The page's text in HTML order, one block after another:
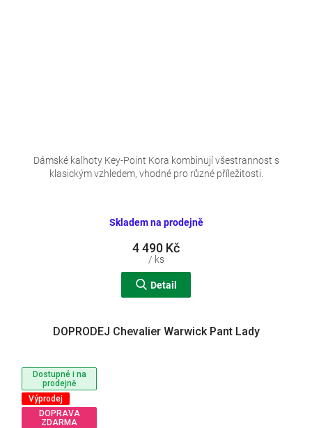
Skladem na prodejně
4 490 Kč
/ ks
Detail
Dámské kalhoty Key-Point Kora kombinují všestrannost s
klasickým vzhledem, vhodné pro různé příležitosti.
Dostupné i na
prodejně
Výprodej
DOPRAVA
ZDARMA
DOPRODEJ Chevalier Warwick Pant Lady